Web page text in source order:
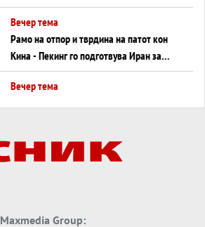
во Суец најавува глобален енергетски
инфаркт?
Вечер тема
Рамо на отпор и тврдина на патот кон
Кина - Пекинг го подготвува Иран за
американска копнена инвазија
Вечер тема
Вечер тема
Трамп тврди дека повторно „разговара“
Вечер тема
Maxmedia Group: